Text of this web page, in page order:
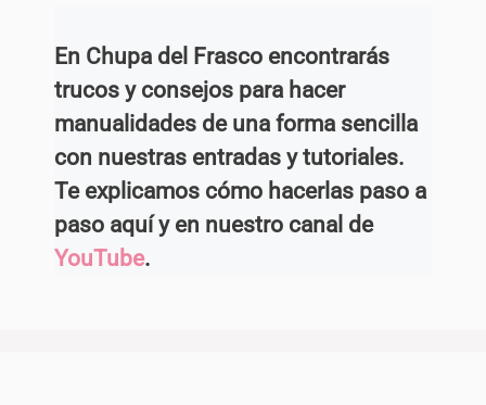
En Chupa del Frasco encontrarás
trucos y consejos para hacer
manualidades de una forma sencilla
con nuestras entradas y tutoriales.
Te explicamos cómo hacerlas paso a
paso aquí y en nuestro canal de
YouTube.